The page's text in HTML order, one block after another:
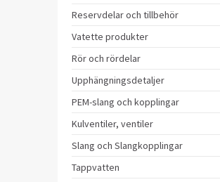
Reservdelar och tillbehör
Vatette produkter
Rör och rördelar
Upphängningsdetaljer
PEM-slang och kopplingar
Kulventiler, ventiler
Slang och Slangkopplingar
Tappvatten